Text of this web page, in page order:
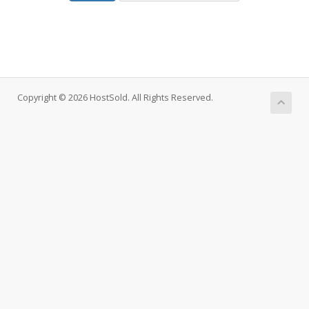
Copyright © 2026 HostSold. All Rights Reserved.